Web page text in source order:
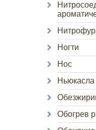
Ногти
Нос
Ньюкасла
Обогрев